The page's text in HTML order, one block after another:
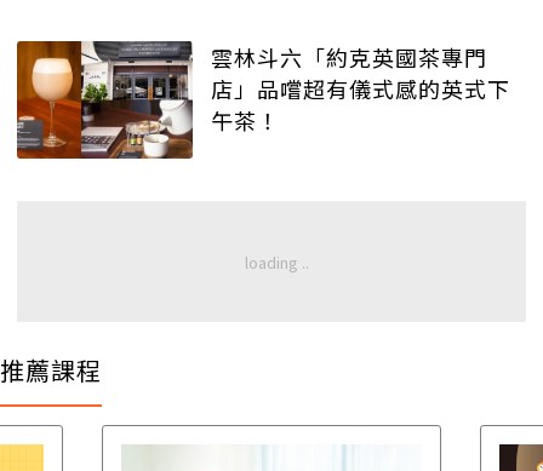
雲林斗六「約克英國茶專門
店」品嚐超有儀式感的英式下
午茶！
推薦課程